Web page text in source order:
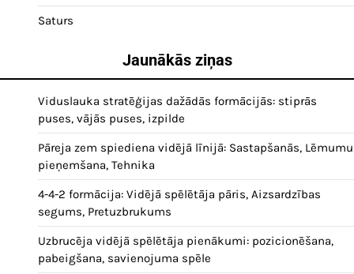
Saturs
Jaunākās ziņas
Viduslauka stratēģijas dažādās formācijās: stiprās
puses, vājās puses, izpilde
Pāreja zem spiediena vidējā līnijā: Sastapšanās, Lēmumu
pieņemšana, Tehnika
4-4-2 formācija: Vidējā spēlētāja pāris, Aizsardzības
segums, Pretuzbrukums
Uzbrucēja vidējā spēlētāja pienākumi: pozicionēšana,
pabeigšana, savienojuma spēle